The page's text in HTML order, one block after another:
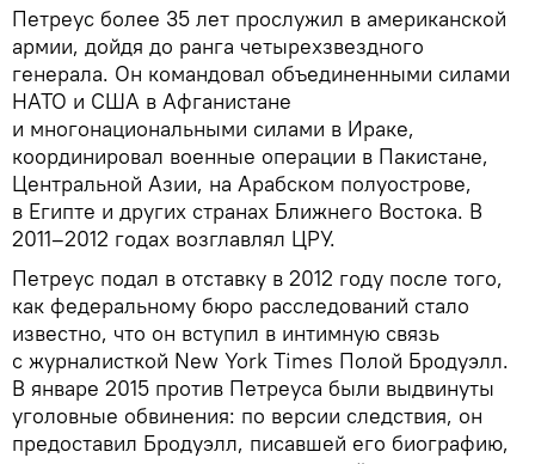
Петреус более 35 лет прослужил в американской
армии, дойдя до ранга четырехзвездного
генерала. Он командовал объединенными силами
НАТО и США в Афганистане
и многонациональными силами в Ираке,
координировал военные операции в Пакистане,
Центральной Азии, на Арабском полуострове,
в Египте и других странах Ближнего Востока. В
2011–2012 годах возглавлял ЦРУ.
Петреус подал в отставку в 2012 году после того,
как федеральному бюро расследований стало
известно, что он вступил в интимную связь
с журналисткой New York Times Полой Бродуэлл.
В январе 2015 против Петреуса были выдвинуты
уголовные обвинения: по версии следствия, он
предоставил Бродуэлл, писавшей его биографию,